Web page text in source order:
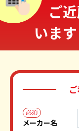
ご
いま
必須
メーカー名